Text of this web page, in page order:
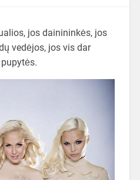
jos dainininkės, jos
vedėjos, jos vis dar